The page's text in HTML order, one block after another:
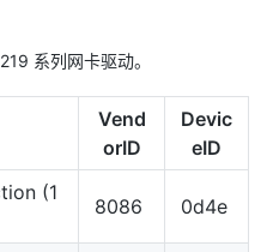
系列网卡驱动。
Vend
orID
Devic
eID
(1
8086 0d4e